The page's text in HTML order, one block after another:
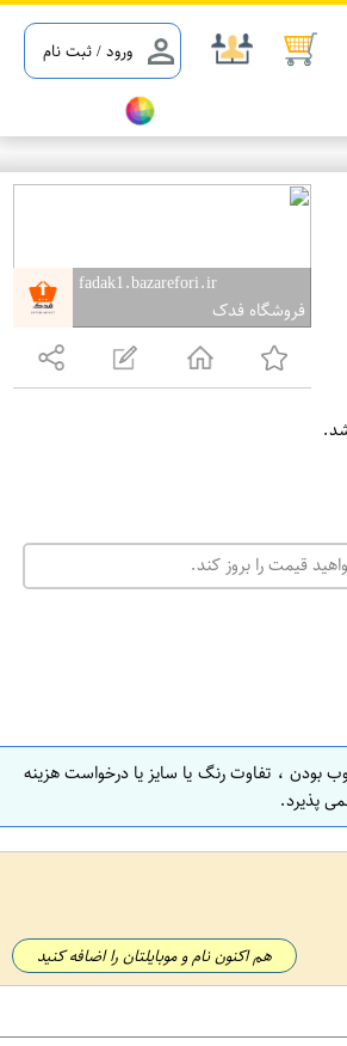
ورود / ثبت نام
fadak1.bazarefori.ir
فروشگاه فدک
قیمت را بروز کند.
بودن ، تفاوت رنگ یا سایز یا درخواست هزینه
پذیرد.
هم اکنون نام و موبایلتان را اضافه کنید